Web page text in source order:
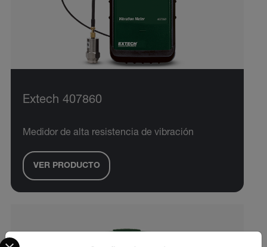
Extech 407860
Medidor de alta resistencia de vibración
VER PRODUCTO
Select your preferred country and language from the